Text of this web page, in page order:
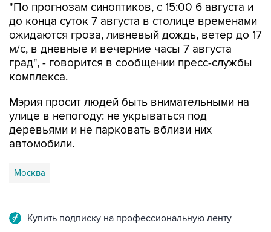
"По прогнозам синоптиков, с 15:00 6 августа и
до конца суток 7 августа в столице временами
ожидаются гроза, ливневый дождь, ветер до 17
м/с, в дневные и вечерние часы 7 августа
град", - говорится в сообщении пресс-службы
комплекса.
Мэрия просит людей быть внимательными на
улице в непогоду: не укрываться под
деревьями и не парковать вблизи них
автомобили.
Москва
Купить подписку на профессиональную ленту